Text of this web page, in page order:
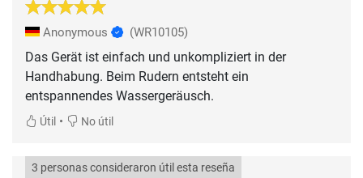
Anonymous (WR10105)
Das Gerät ist einfach und unkompliziert in der
Handhabung. Beim Rudern entsteht ein
entspannendes Wassergeräusch.
Útil • No útil
3 personas consideraron útil esta reseña